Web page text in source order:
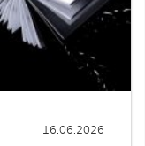
16.06.2026